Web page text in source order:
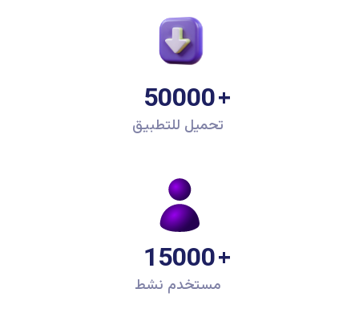
50000
تحميل للتطبيق
15000
مستخدم نشط